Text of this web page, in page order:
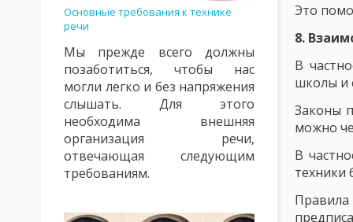
ВОСПИТАТЕЛЬНАЯ И РАЗВИВАЮЩАЯ ФУНКЦИЯ УЧЕБНОГО
СОВРЕМЕННЫЕ ДИДАКТИЧЕСКИЕ СИСТЕМЫ
РАЗВЕТВЛЕННОЕ И СМЕШАННОЕ ПРОГРАММИРОВАНИЕ.
ПРАВИЛА СОЗДАНИЯ ПРОБЛЕМНЫХ СИТУАЦИЙ. УРОВНИ
ЛИЧНОСТНО ОРИЕНТИРОВАННОЕ ОБУЧЕНИЕ
ЦЕННОСТНО ОРИЕНТИРОВАННОЕ ВОСПИТАНИЕ ЗАКОНЫ
ПСИХОЛОГИЧЕСКИЕ И КИБЕРНЕТИЧЕСКИЕ ЗАКОНОМЕРНОСТИ
Основные требования к технике
речи
Мы прежде всего должны
позаботиться, чтобы нас
могли легко и без напряжения
слышать. Для этого
необходима внешняя
организация речи,
отвечающая следующим
требованиям.
Это
8.
В
школы и
Законы
можно
В
техники